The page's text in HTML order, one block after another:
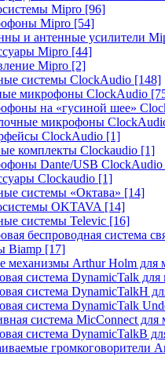
Mipro [96]
Mipro [54]
и антенные усилители
Mipro [44]
Mipro [2]
системы ClockAudio [148]
микрофоны ClockAudio
на «гусиной шее»
микрофоны
ClockAudio [1]
комплекты Clockaudio [1]
Dante/USB ClockAudio
Clockaudio [1]
системы «Октава» [14]
OKTAVA [14]
системы Televic [16]
беспроводная система
Biamp [17]
Arthur Holm для
система DynamicTalk
система DynamicTalkH
система DynamicTalk
система MicConnect для
система DynamicTalkB
громкоговорители